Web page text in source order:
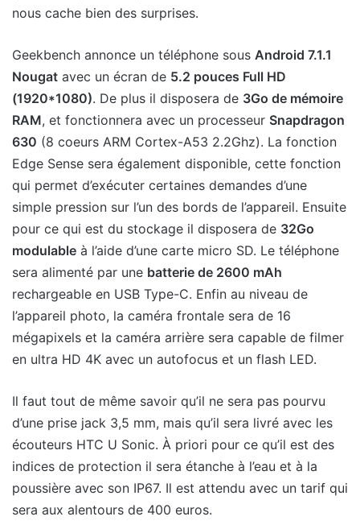
nous cache bien des surprises.
Geekbench annonce un téléphone sous Android 7.1.1
Nougat avec un écran de 5.2 pouces Full HD
(1920*1080). De plus il disposera de 3Go de mémoire
RAM, et fonctionnera avec un processeur Snapdragon
630 (8 coeurs ARM Cortex-A53 2.2Ghz). La fonction
Edge Sense sera également disponible, cette fonction
qui permet d’exécuter certaines demandes d’une
simple pression sur l’un des bords de l’appareil. Ensuite
pour ce qui est du stockage il disposera de 32Go
modulable à l’aide d’une carte micro SD. Le téléphone
sera alimenté par une batterie de 2600 mAh
rechargeable en USB Type-C. Enfin au niveau de
l’appareil photo, la caméra frontale sera de 16
mégapixels et la caméra arrière sera capable de filmer
en ultra HD 4K avec un autofocus et un flash LED.
Il faut tout de même savoir qu’il ne sera pas pourvu
d’une prise jack 3,5 mm, mais qu’il sera livré avec les
écouteurs HTC U Sonic. À priori pour ce qu’il est des
indices de protection il sera étanche à l’eau et à la
poussière avec son IP67. Il est attendu avec un tarif qui
sera aux alentours de 400 euros.